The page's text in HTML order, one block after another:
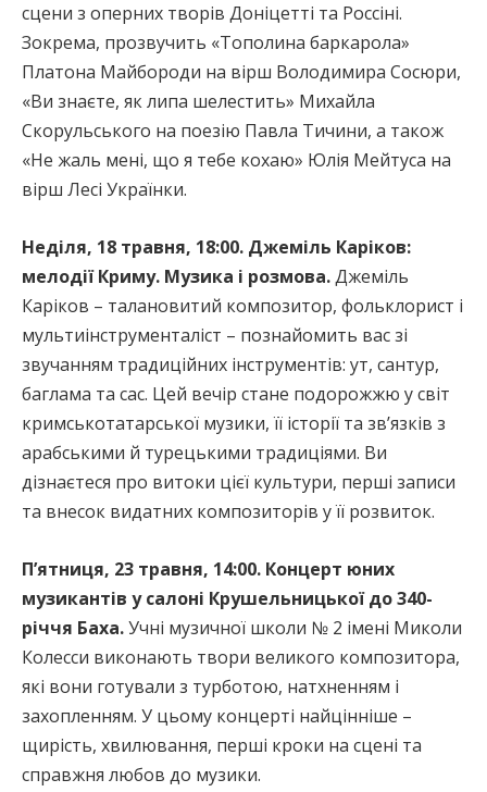
сцени з оперних творів Доніцетті та Россіні.
Зокрема, прозвучить «Тополина баркарола»
Платона Майбороди на вірш Володимира Сосюри,
«Ви знаєте, як липа шелестить» Михайла
Скорульського на поезію Павла Тичини, а також
«Не жаль мені, що я тебе кохаю» Юлія Мейтуса на
вірш Лесі Українки.
Неділя, 18 травня, 18:00. Джеміль Каріков:
мелодії Криму. Музика і розмова.Джеміль
Каріков – талановитий композитор, фольклорист і
мультиінструменталіст – познайомить вас зі
звучанням традиційних інструментів: ут, сантур,
баглама та сас. Цей вечір стане подорожжю у світ
кримськотатарської музики, її історії та зв’язків з
арабськими й турецькими традиціями. Ви
дізнаєтеся про витоки цієї культури, перші записи
та внесок видатних композиторів у її розвиток.
П’ятниця, 23 травня, 14:00. Концерт юних
музикантів у салоні Крушельницької до 340-
річчя Баха.Учні музичної школи № 2 імені Миколи
Колесси виконають твори великого композитора,
які вони готували з турботою, натхненням і
захопленням. У цьому концерті найцінніше –
щирість, хвилювання, перші кроки на сцені та
справжня любов до музики.